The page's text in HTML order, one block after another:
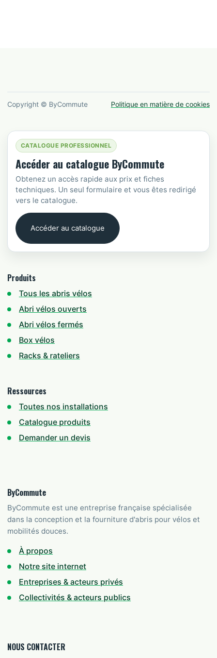
Copyright © ByCommute Politique en matière de cookies
CATALOGUE PROFESSIONNEL
Accéder au catalogue ByCommute
Obtenez un accès rapide aux prix et fiches
techniques. Un seul formulaire et vous êtes redirigé
vers le catalogue.
Accéder au catalogue
Produits
Tous les abris vélos
Abri vélos ouverts
Abri vélos fermés
Box vélos
Racks & rateliers
Ressources
Toutes nos installations
Catalogue produits
Demander un devis
ByCommute
ByCommute est une entreprise française spécialisée
dans la conception et la fourniture d'abris pour vélos et
mobilités douces.
À propos
Notre site internet
Entreprises & acteurs privés
Collectivités & acteurs publics
NOUS CONTACTER